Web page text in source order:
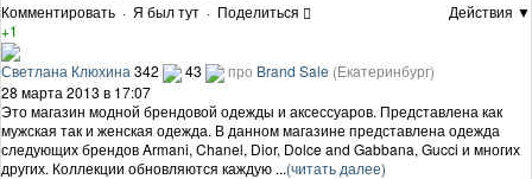
Комментировать · Я был тут · Поделиться
Действия ▼
+1
Светлана Клюхина 342 43 про Brand Sale (Екатеринбург)
28 марта 2013 в 17:07
Это магазин модной брендовой одежды и аксессуаров. Представлена как
мужская так и женская одежда. В данном магазине представлена одежда
следующих брендов Armani, Chanel, Dior, Dolce and Gabbana, Gucci и многих
других. Коллекции обновляются каждую ...(читать далее)